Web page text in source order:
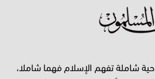
شاملة تفهم الإسلام فهما شاملا،